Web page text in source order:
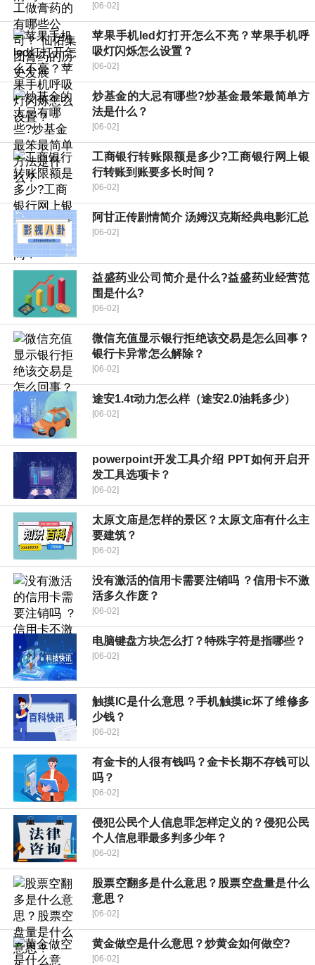
[06-02]
苹果手机led灯打开怎么不亮？苹果手机呼
吸灯闪烁怎么设置？
[06-02]
炒基金的大忌有哪些?炒基金最笨最简单方
法是什么？
[06-02]
工商银行转账限额是多少?工商银行网上银
行转账到账要多长时间？
[06-02]
阿甘正传剧情简介 汤姆汉克斯经典电影汇总
[06-02]
益盛药业公司简介是什么?益盛药业经营范
围是什么?
[06-02]
微信充值显示银行拒绝该交易是怎么回事？
银行卡异常怎么解除？
[06-02]
途安1.4t动力怎么样（途安2.0油耗多少）
[06-02]
powerpoint开发工具介绍 PPT如何开启开
发工具选项卡？
[06-02]
太原文庙是怎样的景区？太原文庙有什么主
要建筑？
[06-02]
没有激活的信用卡需要注销吗 ？信用卡不激
活多久作废？
[06-02]
电脑键盘方块怎么打？特殊字符是指哪些？
[06-02]
触摸IC是什么意思？手机触摸ic坏了维修多
少钱？
[06-02]
有金卡的人很有钱吗？金卡长期不存钱可以
吗？
[06-02]
侵犯公民个人信息罪怎样定义的？侵犯公民
个人信息罪最多判多少年？
[06-02]
股票空翻多是什么意思？股票空盘量是什么
意思？
[06-02]
黄金做空是什么意思？炒黄金如何做空?
[06-02]